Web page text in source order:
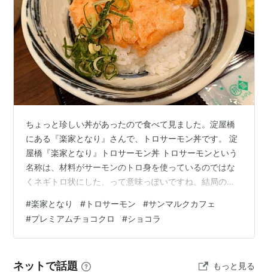
ちょっと珍しい丼があったので食べて見ました。淀屋橋
にある『楽家となり』さんで、トロサーモン丼です。 淀
屋橋『楽家となり』トロサーモン丼 トロサーモンという
名称は、材料がサーモンのトロ身を使っているのではな
くネギトロ状にした、って意味っぽいですね。結局のと
とは違い、サーモンは元々脂が多いので別途トロ身を追
加しなくても、脂がのったすり身たたきになるってこと
なんでしょう。お味としては、醤油とサーモンの組み合
最強ですね。さて、恒例のスイーツは『サンマルクカフ
#楽家となり # トロサーモン #サンマルクカフェ
#プレミアムチョコクロ #ショコラ
ネットで話題 もっと見る